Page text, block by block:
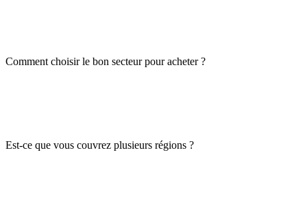
Comment choisir le bon secteur pour acheter ?
Est-ce que vous couvrez plusieurs régions ?